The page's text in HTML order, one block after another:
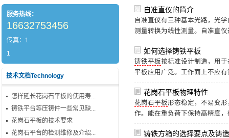
自准直仪的简介
自准直仪有三种基本光路，光学
测量转换为线性测量。
自准直仪
如何选择铸铁平板
铸铁平板按标准设计制造，用
平板应用广泛。工作面上不应
花岗石平板物理特性
花岗石平板形态稳定，不易变
作。能在重负荷下保持高精度
铸铁方箱的选择要点及铸
服务热线：
16632753456
传真：1
1
技术文档Technology
怎样延长花岗石平板的使用寿...
铸铁平台等压铸件一些常见缺...
花岗石平板的技术要求
花岗石平台的检测维修及介绍...